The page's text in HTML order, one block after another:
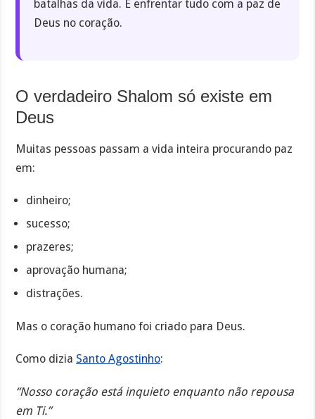
batalhas da vida. É enfrentar tudo com a paz de
Deus no coração.
O verdadeiro Shalom só existe em
Deus
Muitas pessoas passam a vida inteira procurando paz
em:
dinheiro;
sucesso;
prazeres;
aprovação humana;
distrações.
Mas o coração humano foi criado para Deus.
Como dizia Santo Agostinho:
“Nosso coração está inquieto enquanto não repousa
em Ti.”